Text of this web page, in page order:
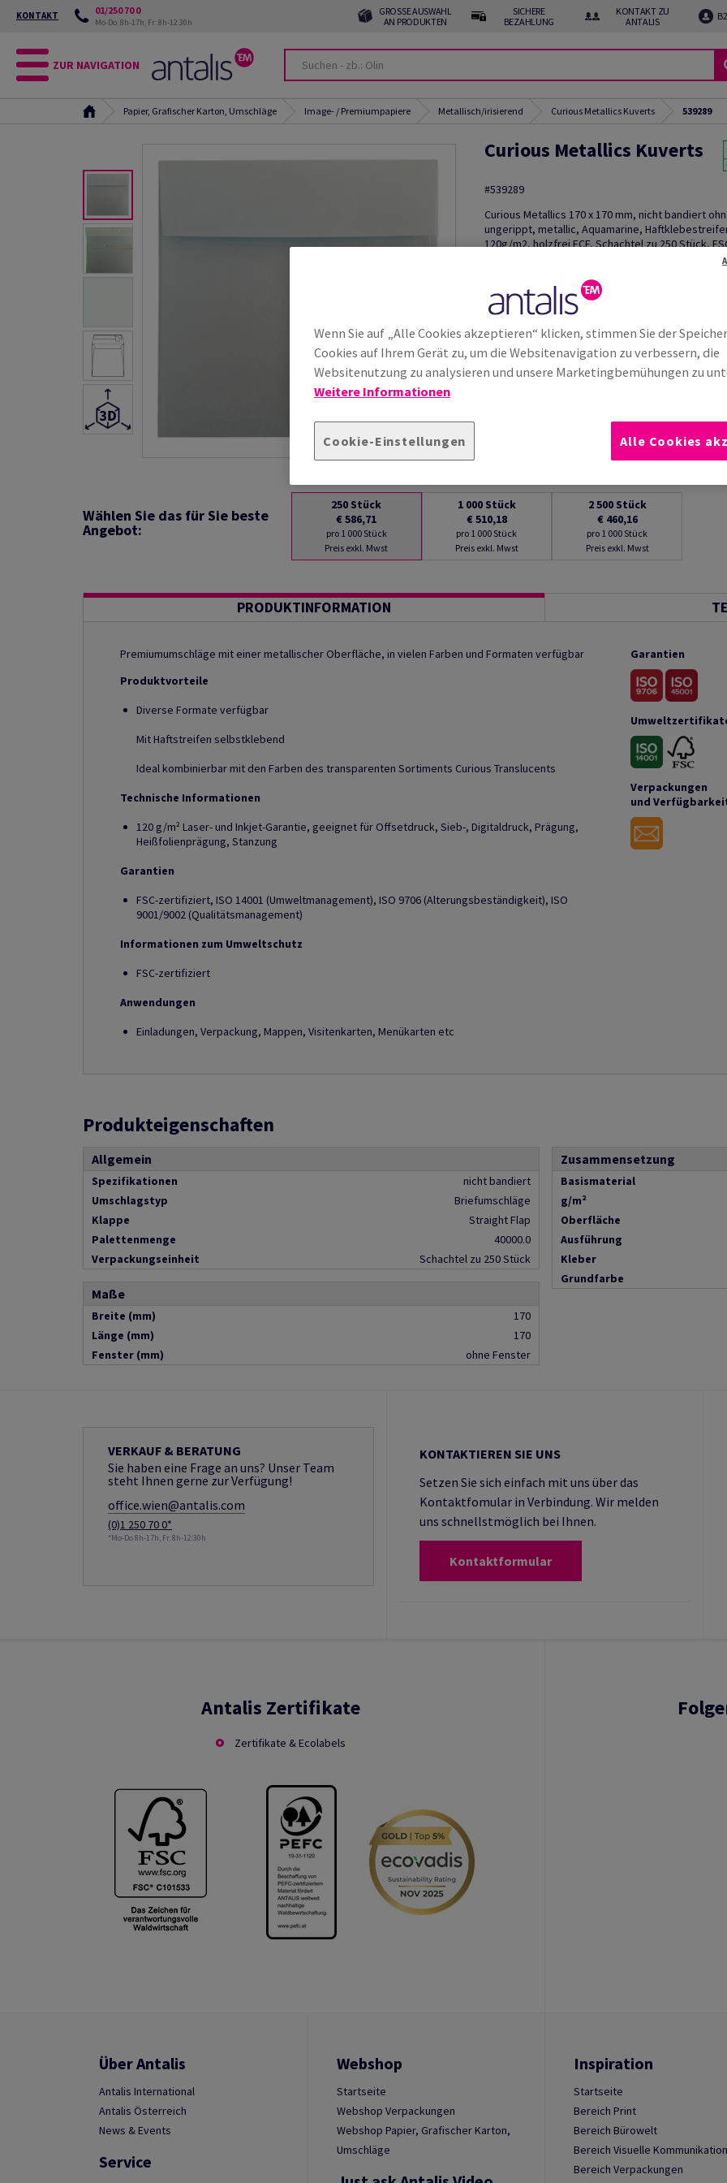
KONTAKT 01/250 70 0
Mo-Do: 8h-17h, Fr: 8h-12.30h
GROSSE AUSWAHL A
N PRODUKTEN
SICHERE
BEZAHLUNG
KONTAKT ZU
ANTALIS
ZUR NAVIGATION
Papier, Grafischer Karton, Umschläge Image- / Premiumpapiere Metallisch/irisierend Curious Metallics Kuverts 539289
Curious Metallics Kuverts
#539289
Curious Metallics 170 x 170 mm, nicht bandiert
ungerippt, metallic, Aquamarine,
120g/m2, holzfrei ECF, Schachtel zu 250 Stück,
Weitere
Produktinformationen
Wählen Sie das für Sie beste
Angebot:
250 Stück
€ 586,71
pro 1 000 Stück
Preis exkl. Mwst
1 000 Stück
€ 510,18
pro 1 000 Stück
Preis exkl. Mwst
2 500 Stück
€ 460,16
pro 1 000 Stück
Preis exkl. Mwst
PRODUKTINFORMATION
Premiumumschläge mit einer metallischer Oberfläche, in vielen Farben und Formaten verfügbar
Produktvorteile
Diverse Formate verfügbar
Mit Haftstreifen selbstklebend
Ideal kombinierbar mit den Farben des transparenten Sortiments Curious Translucents
Technische Informationen
120 g/m² Laser- und Inkjet-Garantie, geeignet für Offsetdruck, Sieb-, Digitaldruck, Prägung,
Heißfolienprägung, Stanzung
Garantien
FSC-zertifiziert, ISO 14001 (Umweltmanagement), ISO 9706 (Alterungsbeständigkeit), ISO
9001/9002 (Qualitätsmanagement)
Informationen zum Umweltschutz
FSC-zertifiziert
Anwendungen
Einladungen, Verpackung, Mappen, Visitenkarten, Menükarten etc
Garantien
Verpackungen
und
Produkteigenschaften
Allgemein
Spezifikationen
nicht bandiert
Umschlagstyp
Briefumschläge
Klappe
Straight Flap
Palettenmenge
40000.0
Verpackungseinheit
Schachtel zu 250 Stück
Maße
Breite (mm)
170
Länge (mm)
170
Fenster (mm)
ohne Fenster
Zusammensetzung
Basismaterial
g/m²
Oberfläche
Ausführung
Kleber
Grundfarbe
VERKAUF & BERATUNG
Sie haben eine Frage an uns? Unser Team
steht Ihnen gerne zur Verfügung!
office.wien@antalis.com
(0)1 250 70 0*
*Mo-Do 8h-17h, Fr. 8h-12:30h
KONTAKTIEREN SIE UNS
Setzen Sie sich einfach mit uns über das
Kontaktfomular in Verbindung. Wir melden
uns schnellstmöglich bei Ihnen.
Kontaktformular
Antalis Zertifikate
Zertifikate & Ecolabels
Über Antalis
Antalis International
Antalis Österreich
News & Events
Service
Webshop
Startseite
Webshop Verpackungen
Webshop Papier, Grafischer Karton,
Umschläge
Inspiration
Startseite
Bereich Print
Bereich Bürowelt
Bereich Visuelle Kommunikation
Bereich Verpackungen
Wenn Sie auf „Alle Cookies akzeptieren“ klicken, stimmen Sie der
Cookies auf Ihrem Gerät zu, um die Websitenavigation zu verbessern, die
Websitenutzung zu analysieren und unsere Marketingbemühungen zu
Weitere Informationen
Cookie-Einstellungen Alle Cookies